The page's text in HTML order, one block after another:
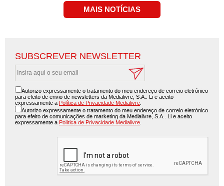
SUBSCREVER NEWSLETTER
Autorizo expressamente o tratamento do meu endereço de correio eletrónico
para efeito de envio de newsletters da Medialivre, S.A.. Li e aceito
expressamente a Política de Privacidade Medialivre
Autorizo expressamente o tratamento do meu endereço de correio eletrónico
para efeito de comunicações de marketing da Medialivre, S.A.. Li e aceito
expressamente a Política de Privacidade Medialivre